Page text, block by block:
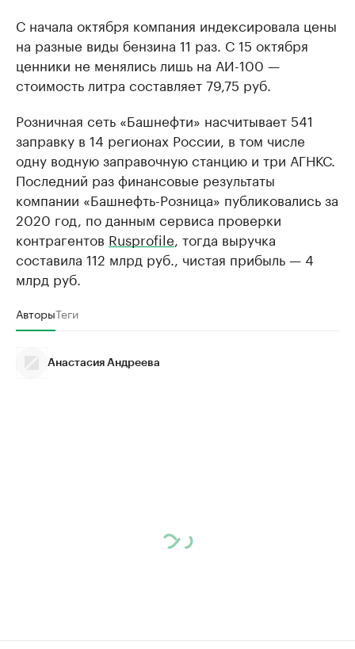
С начала октября компания индексировала цены
на разные виды бензина 11 раз. С 15 октября
ценники не менялись лишь на АИ-100 —
стоимость литра составляет 79,75 руб.
Розничная сеть «Башнефти» насчитывает 541
заправку в 14 регионах России, в том числе
одну водную заправочную станцию и три АГНКС.
Последний раз финансовые результаты
компании «Башнефть-Розница» публиковались за
2020 год, по данным сервиса проверки
контрагентов Rusprofile, тогда выручка
составила 112 млрд руб., чистая прибыль — 4
млрд руб.
АвторыТеги
Анастасия Андреева